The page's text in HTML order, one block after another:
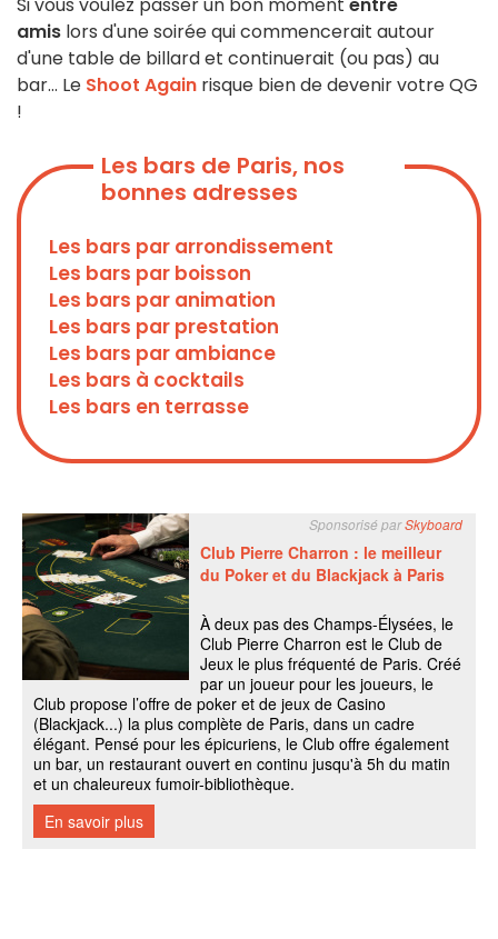
Si vous voulez passer un bon moment entre
amis lors d'une soirée qui commencerait autour
d'une table de billard et continuerait (ou pas) au
bar... Le Shoot Again risque bien de devenir votre QG
!
Les bars de Paris, nos
bonnes adresses
Les bars par arrondissement
Les bars par boisson
Les bars par animation
Les bars par prestation
Les bars par ambiance
Les bars à cocktails
Les bars en terrasse